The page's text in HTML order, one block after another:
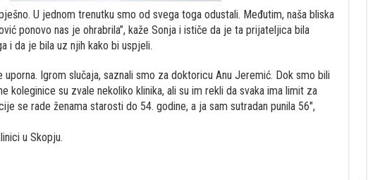
U jednom trenutku smo od svega toga odustali. Međutim, naša bliska
ponovo nas je ohrabrila”, kaže Sonja i ističe da je ta prijateljica bila
i da je bila uz njih kako bi uspjeli.
uporna. Igrom slučaja, saznali smo za doktoricu Anu Jeremić. Dok smo bili
koleginice su zvale nekoliko klinika, ali su im rekli da svaka ima limit za
se rade ženama starosti do 54. godine, a ja sam sutradan punila 56″,
u Skopju.